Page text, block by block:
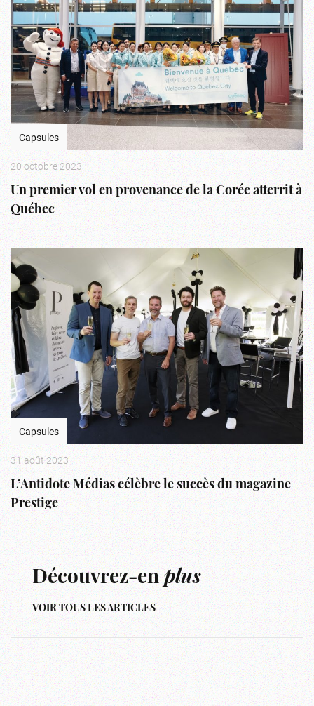
Capsules
20 octobre 2023
Un premier vol en provenance de la Corée atterrit à
Québec
Capsules
31 août 2023
L’Antidote Médias célèbre le succès du magazine
Prestige
Découvrez-enplus
VOIR TOUS LES ARTICLES